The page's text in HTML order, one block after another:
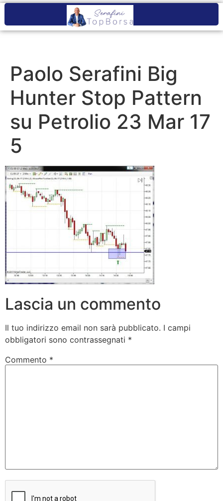
Paolo Serafini Big
Hunter Stop Pattern
su Petrolio 23 Mar 17
5
Lascia un commento
Il tuo indirizzo email non sarà pubblicato. I campi
obbligatori sono contrassegnati *
Commento *